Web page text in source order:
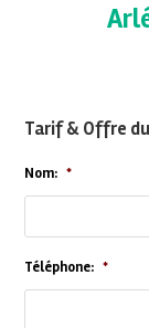
Tarif & Offre
Nom: *
Téléphone: *